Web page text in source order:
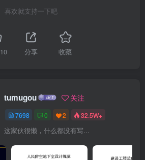
喜欢就支持一下吧
10 分享 收藏
tumugou 关注
7698 0 2 32.5W+
这家伙很懒，什么都没有写...